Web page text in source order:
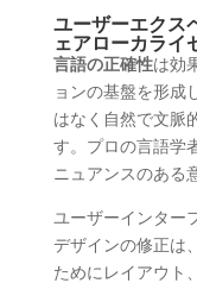
ユーザーエクス
ェアローカライ
言語の正確性は効
ョンの基盤を形成
はなく自然で文脈
す。プロの言語学
ニュアンスのある
ユーザーインター
デザインの修正は
ためにレイアウト